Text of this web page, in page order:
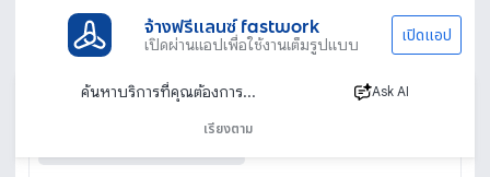
จ้างฟรีแลนซ์ fastwork
เปิดผ่านแอปเพื่อใช้งานเต็มรูปแบบ เปิดแอป
Ask AI
เรียงตาม